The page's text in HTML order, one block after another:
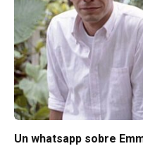
Un whatsapp sobre